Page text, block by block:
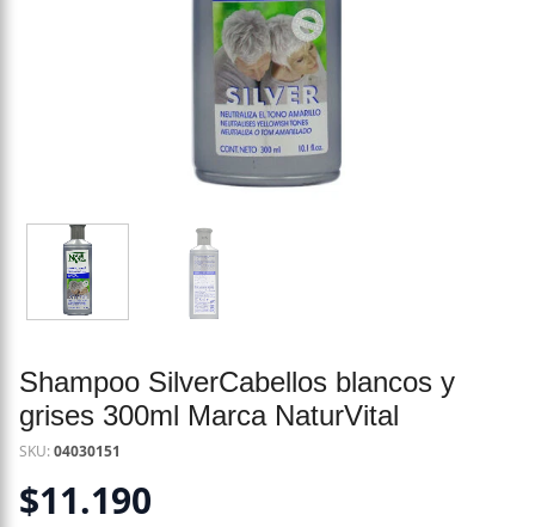
Shampoo SilverCabellos blancos y
grises 300ml Marca NaturVital
SKU:04030151
$11.190